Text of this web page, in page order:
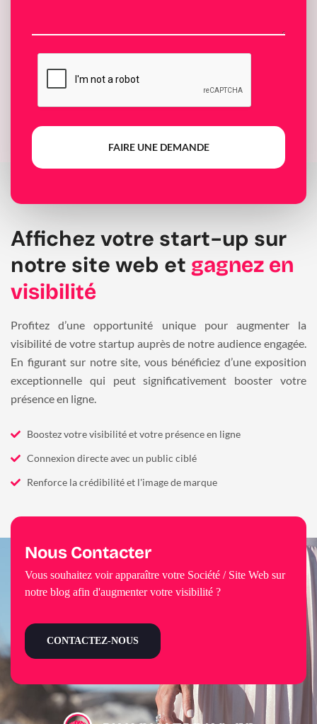
FAIRE UNE DEMANDE
Affichez votre start-up sur
notre site web et gagnez en
visibilité
Profitez d’une opportunité unique pour augmenter la
visibilité de votre startup auprès de notre audience engagée.
En figurant sur notre site, vous bénéficiez d’une exposition
exceptionnelle qui peut significativement booster votre
présence en ligne.
Boostez votre visibilité et votre présence en ligne
Connexion directe avec un public ciblé
Renforce la crédibilité et l'image de marque
Nous Contacter
Vous souhaitez voir apparaître votre Société / Site Web sur
notre blog afin d'augmenter votre visibilité ?
CONTACTEZ-NOUS